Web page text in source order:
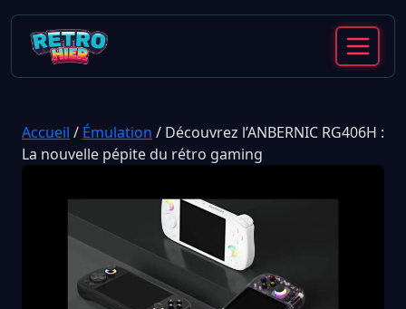
Accueil / Émulation / Découvrez l’ANBERNIC RG406H :
La nouvelle pépite du rétro gaming